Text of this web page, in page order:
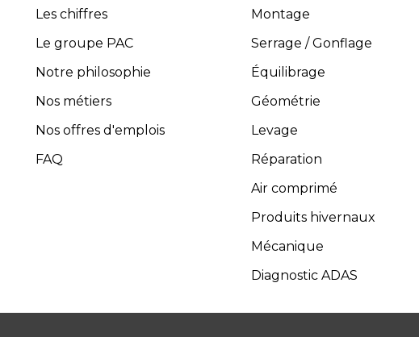
l’installation et la maintenance des équipements
composée de professionnels expérimentés et
guider dans le choix des équipements les plus
fournir un
Provac
Toutes les activités, y compris
Les chiffres
Le groupe PAC
Notre philosophie
Nos métiers
Nos offres d'emplois
FAQ
Montage
Serrage / Gonflage
Équilibrage
Géométrie
Levage
Réparation
Air comprimé
Produits hivernaux
Mécanique
Diagnostic ADAS